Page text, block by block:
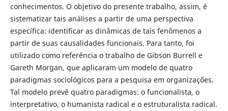
conhecimentos. O objetivo do presente trabalho, assim, é
sistematizar tais análises a partir de uma perspectiva
específica: identificar as dinâmicas de tais fenômenos a
partir de suas causalidades funcionais. Para tanto, foi
utilizado como referência o trabalho de Gibson Burrell e
Gareth Morgan, que aplicaram um modelo de quatro
paradigmas sociológicos para a pesquisa em organizações.
Tal modelo prevê quatro paradigmas: o funcionalista, o
interpretativo, o humanista radical e o estruturalista radical.